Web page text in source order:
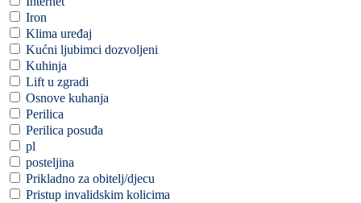
Iron
Klima uređaj
Kućni ljubimci dozvoljeni
Kuhinja
Lift u zgradi
Osnove kuhanja
Perilica
Perilica posuđa
pl
posteljina
Prikladno za obitelj/djecu
Pristup invalidskim kolicima